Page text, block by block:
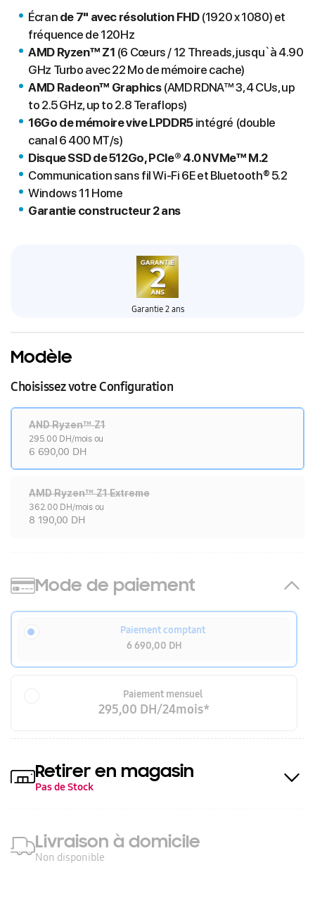
Écran de 7" avec résolution FHD (1920 x 1080) et
fréquence de 120Hz
AMD Ryzen™ Z1 (6 Cœurs / 12 Threads, jusqu`à 4.90
GHz Turbo avec 22 Mo de mémoire cache)
AMD Radeon™ Graphics(AMD RDNA™ 3, 4 CUs, up
to 2.5 GHz, up to 2.8 Teraflops)
16Go de mémoire vive LPDDR5intégré (double
canal 6 400 MT/s)
Disque SSD de 512Go, PCIe® 4.0 NVMe™ M.2
Communication sans fil Wi-Fi 6E et Bluetooth® 5.2
Windows 11 Home
Garantie constructeur 2 ans
Garantie 2 ans
Modèle
Choisissez votre Configuration
AND Ryzen™ Z1
295.00 DH/mois ou
6 690,00 DH
AMD Ryzen™ Z1 Extreme
362.00 DH/mois ou
8 190,00 DH
Mode de paiement
Paiement comptant
6 690,00 DH
Paiement mensuel
295,00 DH/24mois*
Retirer en magasin
Pas de Stock
Livraison à domicile
Non disponible